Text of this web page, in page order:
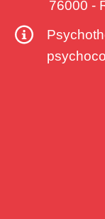
76000 -